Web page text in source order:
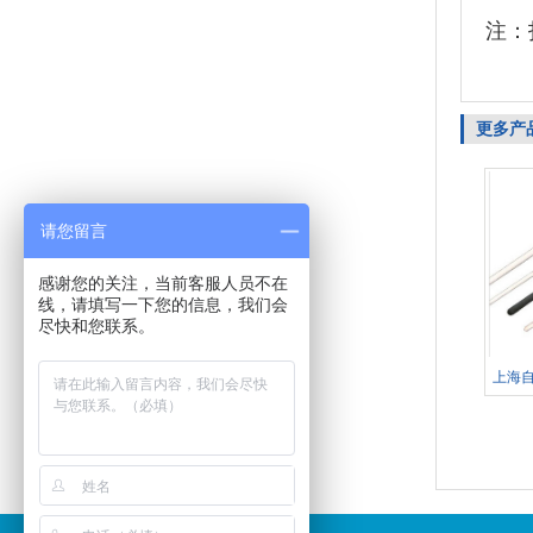
注
更多产
上海
请您留言
感谢您的关注，当前客服人员不在
线，请填写一下您的信息，我们会
尽快和您联系。